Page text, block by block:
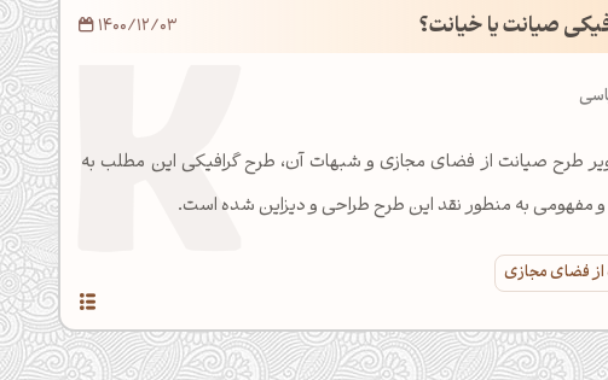
صیانت یا خیانت؟
طرح صیانت از فضای مجازی و شبهات آن، طرح گرافیکی این مطلب به
و مفهومی به منطور نقد این طرح طراحی و دیزاین شده است.
فضای مجازی
1400/12/03